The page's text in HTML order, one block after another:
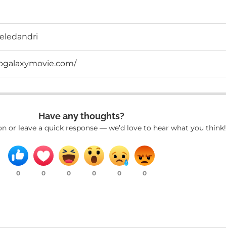
Have any thoughts?
or leave a quick response — we’d love to hear what you think!
0 0 0 0 0 0